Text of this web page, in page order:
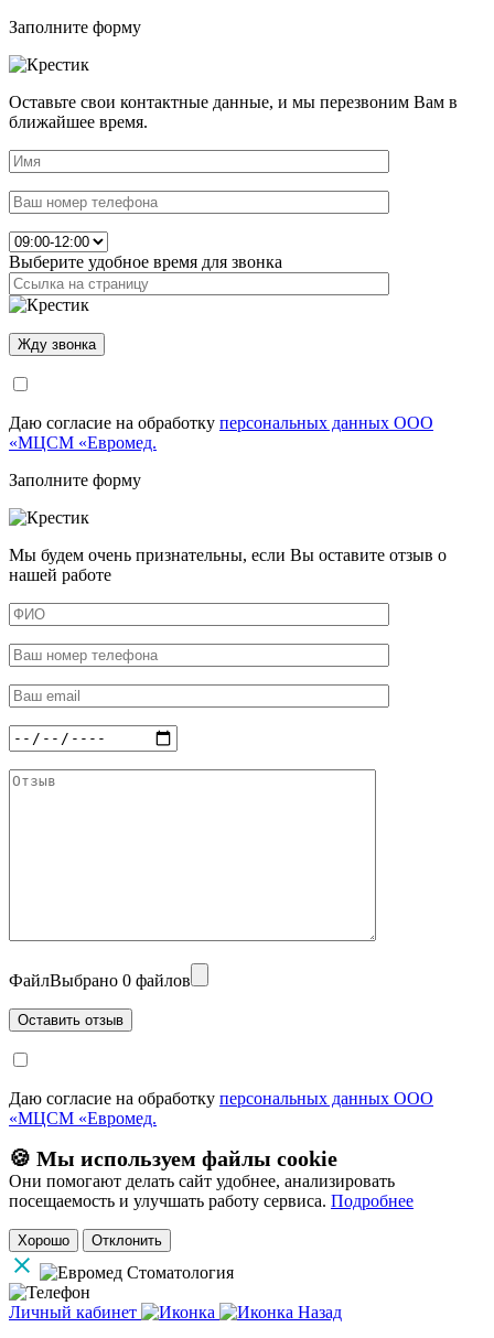
Заполните форму
Оставьте свои контактные данные, и мы перезвоним Вам в
ближайшее время.
Выберите удобное время для звонка
Даю согласие на обработку персональных данных ООО
«МЦСМ «Евромед.
Заполните форму
Мы будем очень признательны, если Вы оставите отзыв о
нашей работе
ФайлВыбрано 0 файлов
Даю согласие на обработку персональных данных ООО
«МЦСМ «Евромед.
🍪 Мы используем файлы cookie
Они помогают делать сайт удобнее, анализировать
посещаемость и улучшать работу сервиса. Подробнее
Хорошо Отклонить
Личный кабинет
Назад